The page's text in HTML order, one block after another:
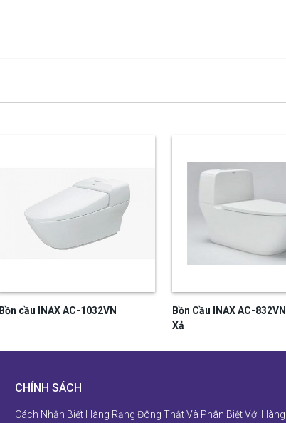
Bồn cầu INAX AC-1032VN
Bồn Cầu INAX AC-
Xả
CHÍNH SÁCH
Cách Nhận Biết Hàng Rạng Đông Thật Và Phân Biệt Với Hàng